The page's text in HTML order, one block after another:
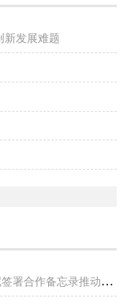
新发展难题
澳大利亚中医药学会与4Cyte Pathology在悉尼签署合作备忘录推动中医临床与现代病理检测协作 开启澳大利亚中医专业发展新篇章